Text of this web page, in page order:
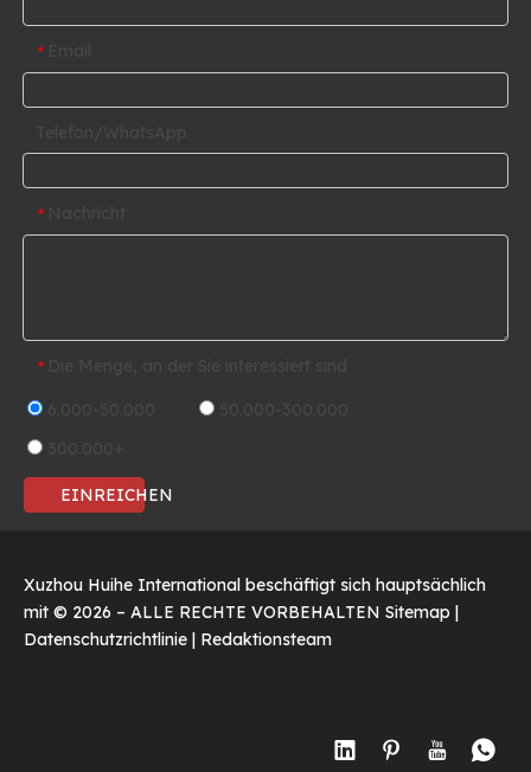
*
*
*
EINREICHEN
Xuzhou Huihe International beschäftigt sich hauptsächlich
mit © 2026 – ALLE RECHTE VORBEHALTEN Sitemap |
Datenschutzrichtlinie | Redaktionsteam